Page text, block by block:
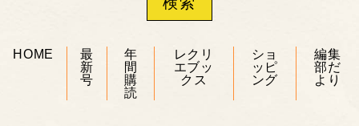
HOME
最
新
号
年
間
購
読
レクリ
エブッ
クス
ショ
ッピ
ング
編集
部だ
より